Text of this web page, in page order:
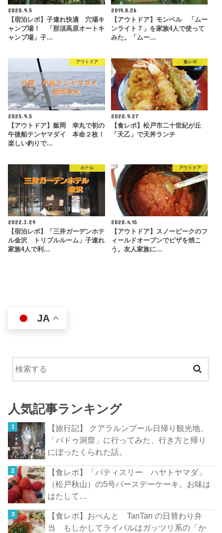
2020.9.5
【宿泊レポ】子連れ快適 穴場キ
ャンプ場！ 「那須高原オートキ
ャンプ場」子…
2019.8.26
【アウトドア】モンベル 「ムー
ンライト７」を家族4人で使って
みた。「ムー…
アウトドア
2025.9.5
【アウトドア】飯岡 幸丸で初の
午後船テンヤマダイ 本命２枚！
楽しい釣りで…
食レポ
2020.9.27
【食レポ】松戸市二十世紀が丘
「天乙」で天丼ランチ
ホテル
2022.3.29
【宿泊レポ】「三井ガーデンホテ
ル金沢 トリプルルーム」子連れ
家族4人で利…
アウトドア
2020.4.15
【アウトドア】スノーピークのフ
ィールドオーブンでピザを焼こ
う。友人家族に…
JA
人気記事ランキング
【旅行記】 クアラルンプール日帰り観光地、
「バドゥ洞窟」に行ってみた、行き方と帰り
にぼったくられた話。
【食レポ】「パティスリー ハヤトヤマダ」
（松戸秋山）の5号バースデーケーキ。お味は
はたして…
【食レポ】おべんと TanTan の日替わり弁
当 もしかしてライバルはガッツリ系の「か